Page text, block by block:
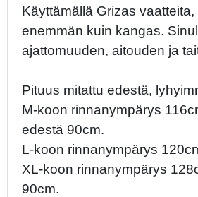
Käyttämällä Grizas
enemmän kuin kangas.
ajattomuuden, aitouden ja
Pituus mitattu edestä,
M-koon rinnanympärys
edestä 90cm.
L-koon rinnanympärys
XL-koon rinnanympärys
90cm.